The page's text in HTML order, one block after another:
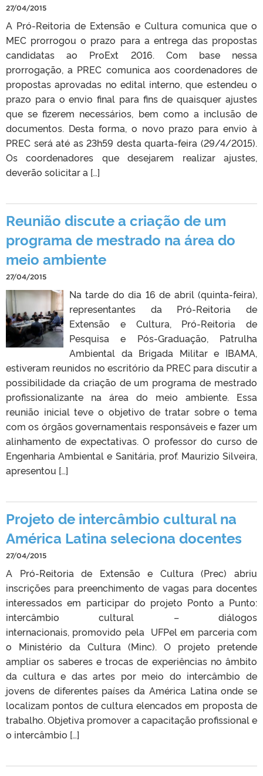
27/04/2015
A Pró-Reitoria de Extensão e Cultura comunica que o
MEC prorrogou o prazo para a entrega das propostas
candidatas ao ProExt 2016. Com base nessa
prorrogação, a PREC comunica aos coordenadores de
propostas aprovadas no edital interno, que estendeu o
prazo para o envio final para fins de quaisquer ajustes
que se fizerem necessários, bem como a inclusão de
documentos. Desta forma, o novo prazo para envio à
PREC será até as 23h59 desta quarta-feira (29/4/2015).
Os coordenadores que desejarem realizar ajustes,
deverão solicitar a […]
Reunião discute a criação de um
programa de mestrado na área do
meio ambiente
27/04/2015
Na tarde do dia 16 de abril (quinta-feira),
representantes da Pró-Reitoria de
Extensão e Cultura, Pró-Reitoria de
Pesquisa e Pós-Graduação, Patrulha
Ambiental da Brigada Militar e IBAMA,
estiveram reunidos no escritório da PREC para discutir a
possibilidade da criação de um programa de mestrado
profissionalizante na área do meio ambiente. Essa
reunião inicial teve o objetivo de tratar sobre o tema
com os órgãos governamentais responsáveis e fazer um
alinhamento de expectativas. O professor do curso de
Engenharia Ambiental e Sanitária, prof. Maurizio Silveira,
apresentou […]
Projeto de intercâmbio cultural na
América Latina seleciona docentes
27/04/2015
A Pró-Reitoria de Extensão e Cultura (Prec) abriu
inscrições para preenchimento de vagas para docentes
interessados em participar do projeto Ponto a Punto:
intercâmbio cultural – diálogos
internacionais, promovido pela UFPel em parceria com
o Ministério da Cultura (Minc). O projeto pretende
ampliar os saberes e trocas de experiências no âmbito
da cultura e das artes por meio do intercâmbio de
jovens de diferentes países da América Latina onde se
localizam pontos de cultura elencados em proposta de
trabalho. Objetiva promover a capacitação profissional e
o intercâmbio […]